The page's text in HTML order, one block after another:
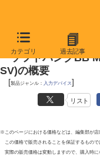
カテゴリ 過去記事
2010年3月13日号
ソフトバンクBB
SV)の概要
[製品ジャンル： 入力デバイス]
リスト
※このページにおける価格などは、編集部が店
この価格で販売されることを保証するもので
実際の販売価格は変動しますので、購入時に